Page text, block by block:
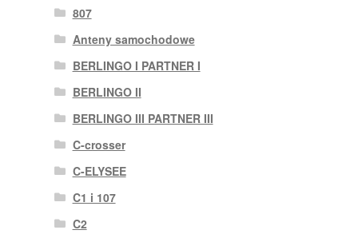
807
Anteny samochodowe
BERLINGO I PARTNER I
BERLINGO II
BERLINGO III PARTNER III
C-crosser
C-ELYSEE
C1 i 107
C2